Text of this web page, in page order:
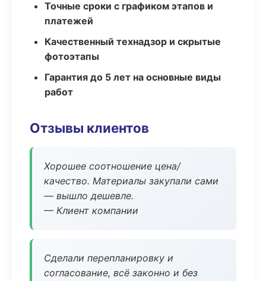
Точные сроки с графиком этапов и
платежей
Качественный технадзор и скрытые
фотоэтапы
Гарантия до 5 лет на основные виды
работ
Отзывы клиентов
Хорошее соотношение цена/
качество. Материалы закупали сами
— вышло дешевле.
— Клиент компании
Сделали перепланировку и
согласование, всё законно и без